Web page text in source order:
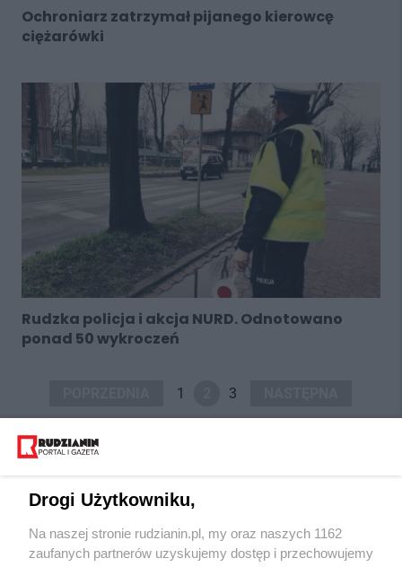
Ochroniarz zatrzymał pijanego kierowcę
ciężarówki
Rudzka policja i akcja NURD. Odnotowano
ponad 50 wykroczeń
1 3
Wydawca mediów lokalnych
Drogi Użytkowniku,
Na naszej stronie rudzianin.pl, my oraz naszych 1162
zaufanych partnerów uzyskujemy dostęp i przechowujemy